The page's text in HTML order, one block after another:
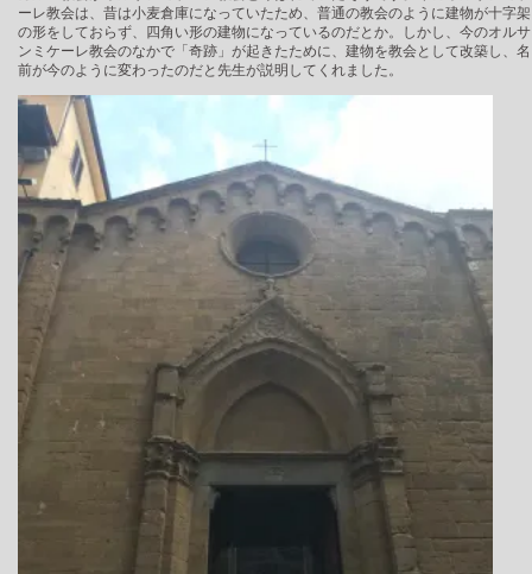
ーレ教会は、昔は小麦倉庫になっていたため、普通の教会のように建物が十字架
の形をしておらず、四角い形の建物になっているのだとか。しかし、今のオルサ
ンミケーレ教会のなかで「奇跡」が起きたために、建物を教会として改築し、名
前が今のように変わったのだと先生が説明してくれました。